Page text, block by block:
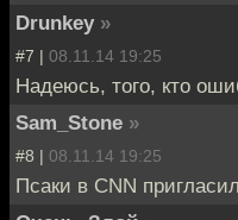
Drunkey »
#7 | 08.11.14 19:25
Надеюсь, того, кто
Sam_Stone »
#8 | 08.11.14 19:25
Псаки в CNN